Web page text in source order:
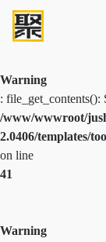
Warning
: file_get_contents():
/www/wwwroot/
2.0406/templates/
on line
41
Warning